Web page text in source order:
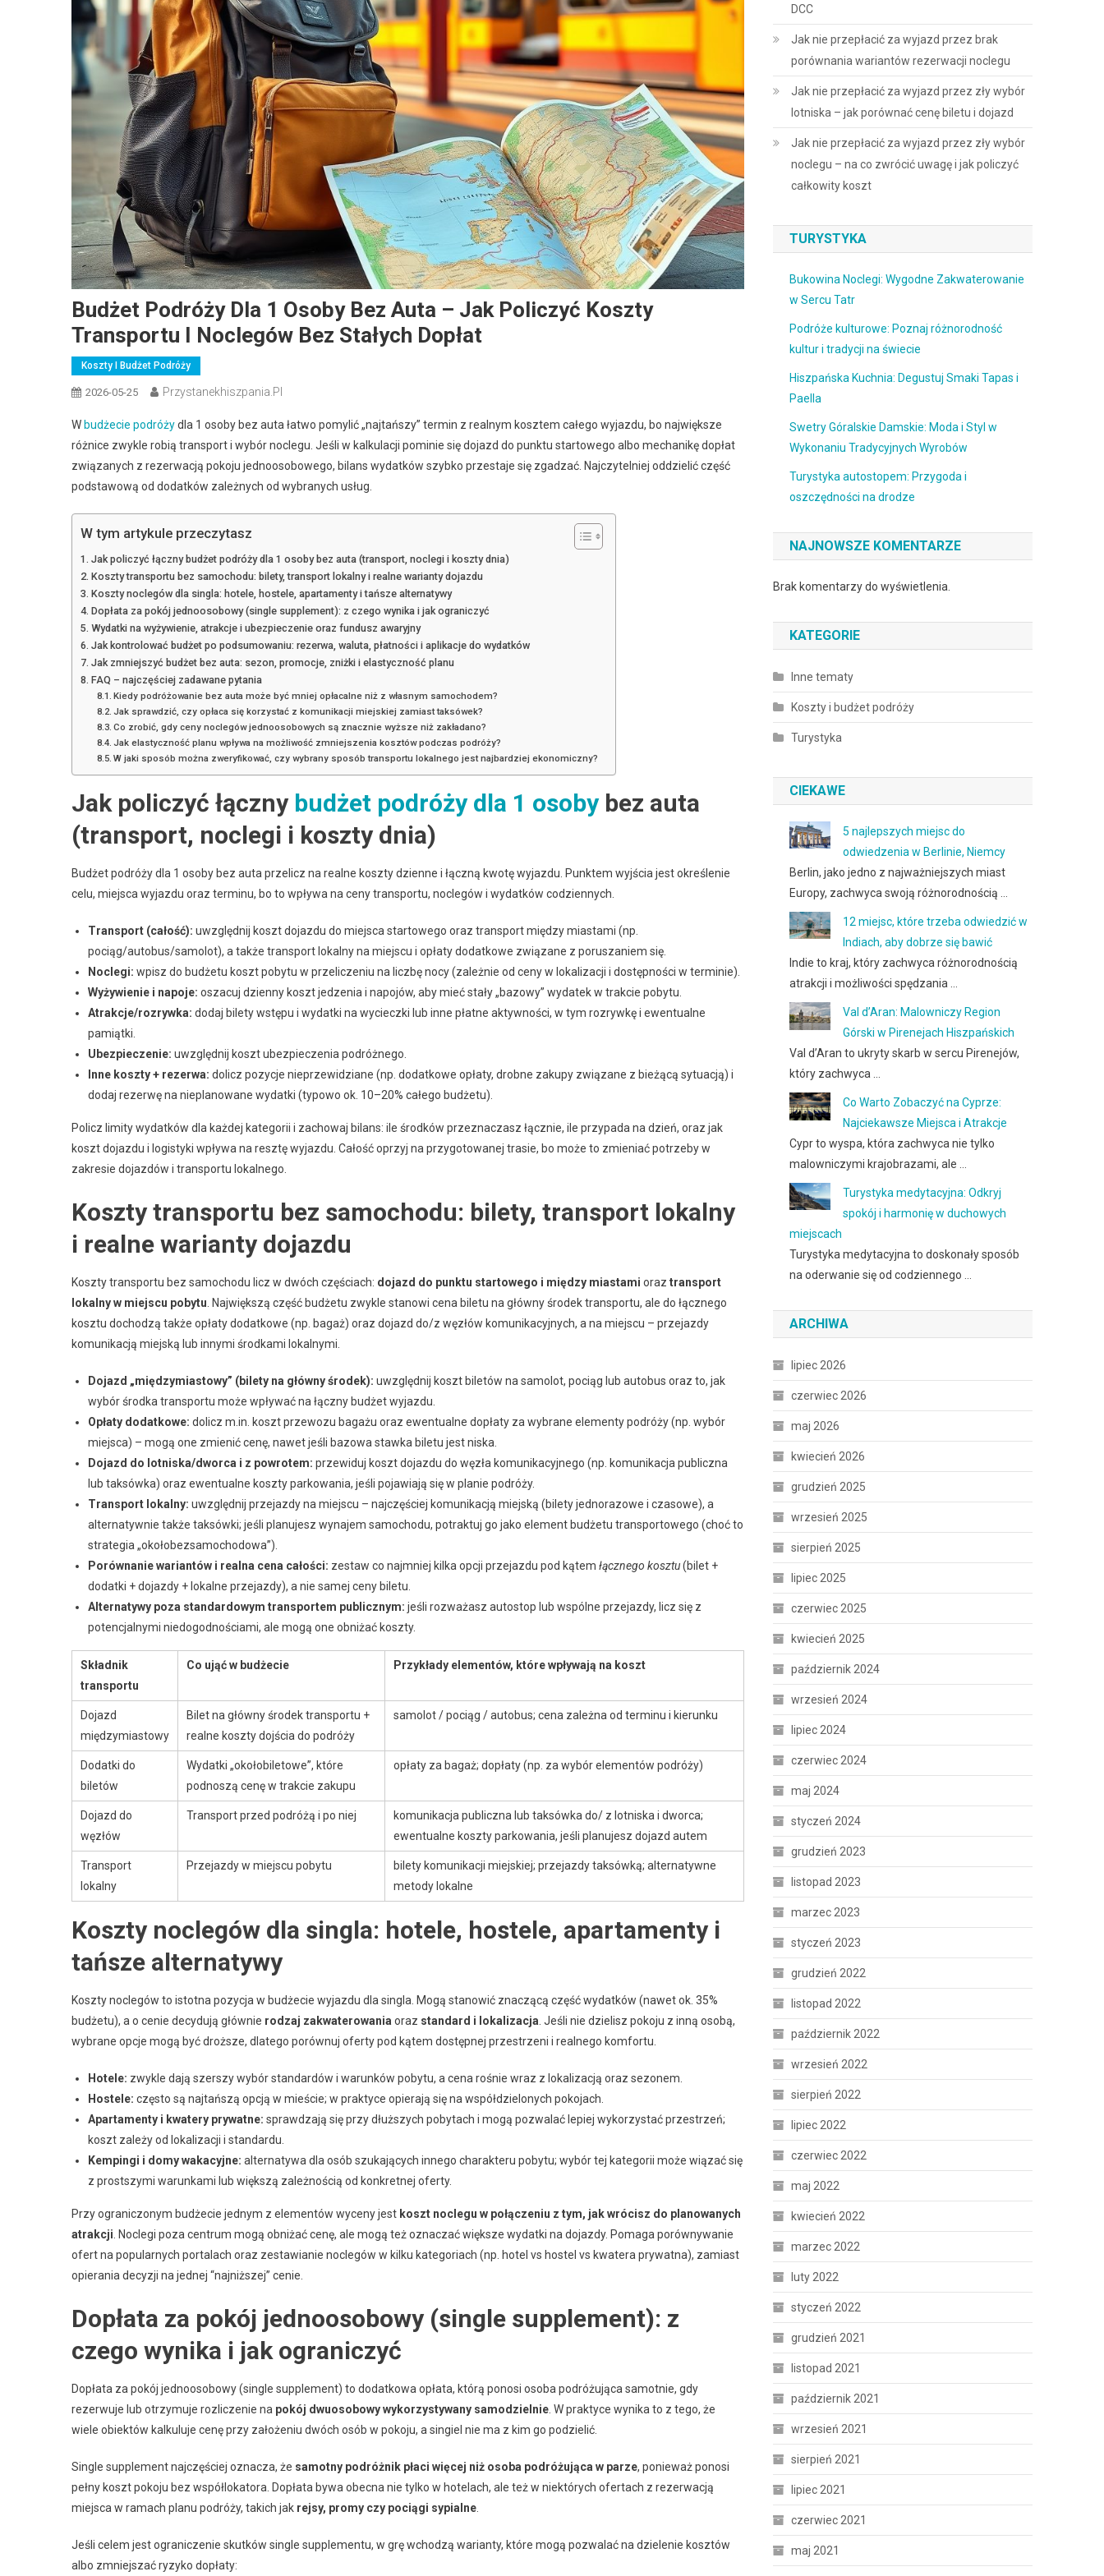
Budżet Podróży Dla 1 Osoby Bez Auta – Jak Policzyć Koszty
Transportu I Noclegów Bez Stałych Dopłat
Koszty I Budżet Podróży
2026-05-25 Przystanekhiszpania.pl
W budżecie podróżydla 1 osoby bez auta łatwo pomylić „najtańszy” termin z realnym kosztem całego wyjazdu, bo największe
różnice zwykle robią transport i wybór noclegu. Jeśli w kalkulacji pominie się dojazd do punktu startowego albo mechanikę dopłat
związanych z rezerwacją pokoju jednoosobowego, bilans wydatków szybko przestaje się zgadzać. Najczytelniej oddzielić część
podstawową od dodatków zależnych od wybranych usług.
W tym artykule przeczytasz
Jak policzyć łączny budżet podróży dla 1 osoby bez auta (transport, noclegi i koszty dnia)
Koszty transportu bez samochodu: bilety, transport lokalny i realne warianty dojazdu
Koszty noclegów dla singla: hotele, hostele, apartamenty i tańsze alternatywy
Dopłata za pokój jednoosobowy (single supplement): z czego wynika i jak ograniczyć
Wydatki na wyżywienie, atrakcje i ubezpieczenie oraz fundusz awaryjny
Jak kontrolować budżet po podsumowaniu: rezerwa, waluta, płatności i aplikacje do wydatków
Jak zmniejszyć budżet bez auta: sezon, promocje, zniżki i elastyczność planu
FAQ – najczęściej zadawane pytania
Kiedy podróżowanie bez auta może być mniej opłacalne niż z własnym samochodem?
Jak sprawdzić, czy opłaca się korzystać z komunikacji miejskiej zamiast taksówek?
Co zrobić, gdy ceny noclegów jednoosobowych są znacznie wyższe niż zakładano?
Jak elastyczność planu wpływa na możliwość zmniejszenia kosztów podczas podróży?
W jaki sposób można zweryfikować, czy wybrany sposób transportu lokalnego jest najbardziej ekonomiczny?
Jak policzyć łączny budżet podróży dla 1 osobybez auta
(transport, noclegi i koszty dnia)
Budżet podróży dla 1 osoby bez auta przelicz na realne koszty dzienne i łączną kwotę wyjazdu. Punktem wyjścia jest określenie
celu, miejsca wyjazdu oraz terminu, bo to wpływa na ceny transportu, noclegów i wydatków codziennych.
Transport (całość): uwzględnij koszt dojazdu do miejsca startowego oraz transport między miastami (np.
pociąg/autobus/samolot), a także transport lokalny na miejscu i opłaty dodatkowe związane z poruszaniem się.
Noclegi: wpisz do budżetu koszt pobytu w przeliczeniu na liczbę nocy (zależnie od ceny w lokalizacji i dostępności w terminie).
Wyżywienie i napoje: oszacuj dzienny koszt jedzenia i napojów, aby mieć stały „bazowy” wydatek w trakcie pobytu.
Atrakcje/rozrywka: dodaj bilety wstępu i wydatki na wycieczki lub inne płatne aktywności, w tym rozrywkę i ewentualne
pamiątki.
Ubezpieczenie: uwzględnij koszt ubezpieczenia podróżnego.
Inne koszty + rezerwa: dolicz pozycje nieprzewidziane (np. dodatkowe opłaty, drobne zakupy związane z bieżącą sytuacją) i
dodaj rezerwę na nieplanowane wydatki (typowo ok. 10–20% całego budżetu).
Policz limity wydatków dla każdej kategorii i zachowaj bilans: ile środków przeznaczasz łącznie, ile przypada na dzień, oraz jak
koszt dojazdu i logistyki wpływa na resztę wyjazdu. Całość oprzyj na przygotowanej trasie, bo może to zmieniać potrzeby w
zakresie dojazdów i transportu lokalnego.
Koszty transportu bez samochodu: bilety, transport lokalny
i realne warianty dojazdu
Koszty transportu bez samochodu licz w dwóch częściach: dojazd do punktu startowego i między miastami oraz transport
lokalny w miejscu pobytu. Największą część budżetu zwykle stanowi cena biletu na główny środek transportu, ale do łącznego
kosztu dochodzą także opłaty dodatkowe (np. bagaż) oraz dojazd do/z węzłów komunikacyjnych, a na miejscu – przejazdy
komunikacją miejską lub innymi środkami lokalnymi.
Dojazd „międzymiastowy” (bilety na główny środek): uwzględnij koszt biletów na samolot, pociąg lub autobus oraz to, jak
wybór środka transportu może wpływać na łączny budżet wyjazdu.
Opłaty dodatkowe: dolicz m.in. koszt przewozu bagażu oraz ewentualne dopłaty za wybrane elementy podróży (np. wybór
miejsca) – mogą one zmienić cenę, nawet jeśli bazowa stawka biletu jest niska.
Dojazd do lotniska/dworca i z powrotem: przewiduj koszt dojazdu do węzła komunikacyjnego (np. komunikacja publiczna
lub taksówka) oraz ewentualne koszty parkowania, jeśli pojawiają się w planie podróży.
Transport lokalny: uwzględnij przejazdy na miejscu – najczęściej komunikacją miejską (bilety jednorazowe i czasowe), a
alternatywnie także taksówki; jeśli planujesz wynajem samochodu, potraktuj go jako element budżetu transportowego (choć to
strategia „okołobezsamochodowa”).
Porównanie wariantów i realna cena całości: zestaw co najmniej kilka opcji przejazdu pod kątem łącznego kosztu(bilet +
dodatki + dojazdy + lokalne przejazdy), a nie samej ceny biletu.
Alternatywy poza standardowym transportem publicznym: jeśli rozważasz autostop lub wspólne przejazdy, licz się z
potencjalnymi niedogodnościami, ale mogą one obniżać koszty.
Składnik
transportu
Co ująć w budżecie Przykłady elementów, które wpływają na koszt
Dojazd
międzymiastowy
Bilet na główny środek transportu +
realne koszty dojścia do podróży
samolot / pociąg / autobus; cena zależna od terminu i kierunku
Dodatki do
biletów
Wydatki „okołobiletowe”, które
podnoszą cenę w trakcie zakupu
opłaty za bagaż; dopłaty (np. za wybór elementów podróży)
Dojazd do
węzłów
Transport przed podróżą i po niej
komunikacja publiczna lub taksówka do/ z lotniska i dworca;
ewentualne koszty parkowania, jeśli planujesz dojazd autem
Transport
lokalny
Przejazdy w miejscu pobytu
bilety komunikacji miejskiej; przejazdy taksówką; alternatywne
metody lokalne
Koszty noclegów dla singla: hotele, hostele, apartamenty i
tańsze alternatywy
Koszty noclegów to istotna pozycja w budżecie wyjazdu dla singla. Mogą stanowić znaczącą część wydatków (nawet ok. 35%
budżetu), a o cenie decydują głównie rodzaj zakwaterowaniaoraz standard i lokalizacja. Jeśli nie dzielisz pokoju z inną osobą,
wybrane opcje mogą być droższe, dlatego porównuj oferty pod kątem dostępnej przestrzeni i realnego komfortu.
Hotele: zwykle dają szerszy wybór standardów i warunków pobytu, a cena rośnie wraz z lokalizacją oraz sezonem.
Hostele: często są najtańszą opcją w mieście; w praktyce opierają się na współdzielonych pokojach.
Apartamenty i kwatery prywatne: sprawdzają się przy dłuższych pobytach i mogą pozwalać lepiej wykorzystać przestrzeń;
koszt zależy od lokalizacji i standardu.
Kempingi i domy wakacyjne: alternatywa dla osób szukających innego charakteru pobytu; wybór tej kategorii może wiązać się
z prostszymi warunkami lub większą zależnością od konkretnej oferty.
Przy ograniczonym budżecie jednym z elementów wyceny jest koszt noclegu w połączeniu z tym, jak wrócisz do planowanych
atrakcji. Noclegi poza centrum mogą obniżać cenę, ale mogą też oznaczać większe wydatki na dojazdy. Pomaga porównywanie
ofert na popularnych portalach oraz zestawianie noclegów w kilku kategoriach (np. hotel vs hostel vs kwatera prywatna), zamiast
opierania decyzji na jednej “najniższej” cenie.
Dopłata za pokój jednoosobowy (single supplement): z
czego wynika i jak ograniczyć
Dopłata za pokój jednoosobowy (single supplement) to dodatkowa opłata, którą ponosi osoba podróżująca samotnie, gdy
rezerwuje lub otrzymuje rozliczenie na pokój dwuosobowy wykorzystywany samodzielnie. W praktyce wynika to z tego, że
wiele obiektów kalkuluje cenę przy założeniu dwóch osób w pokoju, a singiel nie ma z kim go podzielić.
Single supplement najczęściej oznacza, że samotny podróżnik płaci więcej niż osoba podróżująca w parze, ponieważ ponosi
pełny koszt pokoju bez współlokatora. Dopłata bywa obecna nie tylko w hotelach, ale też w niektórych ofertach z rezerwacją
miejsca w ramach planu podróży, takich jak rejsy, promy czy pociągi sypialne.
Jeśli celem jest ograniczenie skutków single supplementu, w grę wchodzą warianty, które mogą pozwalać na dzielenie kosztów
albo zmniejszać ryzyko dopłaty:
DCC
Jak nie przepłacić za wyjazd przez brak
porównania wariantów rezerwacji noclegu
Jak nie przepłacić za wyjazd przez zły wybór
lotniska – jak porównać cenę biletu i dojazd
Jak nie przepłacić za wyjazd przez zły wybór
noclegu – na co zwrócić uwagę i jak policzyć
całkowity koszt
TURYSTYKA
Bukowina Noclegi: Wygodne Zakwaterowanie
w Sercu Tatr
Podróże kulturowe: Poznaj różnorodność
kultur i tradycji na świecie
Hiszpańska Kuchnia: Degustuj Smaki Tapas i
Paella
Swetry Góralskie Damskie: Moda i Styl w
Wykonaniu Tradycyjnych Wyrobów
Turystyka autostopem: Przygoda i
oszczędności na drodze
NAJNOWSZE KOMENTARZE
Brak komentarzy do wyświetlenia.
KATEGORIE
Inne tematy
Koszty i budżet podróży
Turystyka
CIEKAWE
5 najlepszych miejsc do
odwiedzenia w Berlinie, Niemcy
Berlin, jako jedno z najważniejszych miast
Europy, zachwyca swoją różnorodnością …
12 miejsc, które trzeba odwiedzić w
Indiach, aby dobrze się bawić
Indie to kraj, który zachwyca różnorodnością
atrakcji i możliwości spędzania …
Val d’Aran: Malowniczy Region
Górski w Pirenejach Hiszpańskich
Val d’Aran to ukryty skarb w sercu Pirenejów,
który zachwyca …
Co Warto Zobaczyć na Cyprze:
Najciekawsze Miejsca i Atrakcje
Cypr to wyspa, która zachwyca nie tylko
malowniczymi krajobrazami, ale …
Turystyka medytacyjna: Odkryj
spokój i harmonię w duchowych
miejscach
Turystyka medytacyjna to doskonały sposób
na oderwanie się od codziennego …
ARCHIWA
lipiec 2026
czerwiec 2026
maj 2026
kwiecień 2026
grudzień 2025
wrzesień 2025
sierpień 2025
lipiec 2025
czerwiec 2025
kwiecień 2025
październik 2024
wrzesień 2024
lipiec 2024
czerwiec 2024
maj 2024
styczeń 2024
grudzień 2023
listopad 2023
marzec 2023
styczeń 2023
grudzień 2022
listopad 2022
październik 2022
wrzesień 2022
sierpień 2022
lipiec 2022
czerwiec 2022
maj 2022
kwiecień 2022
marzec 2022
luty 2022
styczeń 2022
grudzień 2021
listopad 2021
październik 2021
wrzesień 2021
sierpień 2021
lipiec 2021
czerwiec 2021
maj 2021